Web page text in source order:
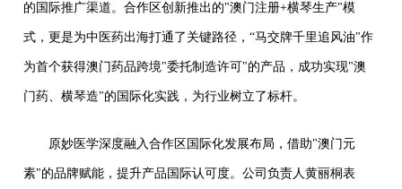
的国际推广渠道。合作区创新推出的"澳门注册+横琴生产"模
式，更是为中医药出海打通了关键路径，“马交牌千里追风油"作
为首个获得澳门药品跨境"委托制造许可"的产品，成功实现"澳
门药、横琴造"的国际化实践，为行业树立了标杆。
原妙医学深度融入合作区国际化发展布局，借助"澳门元
素"的品牌赋能，提升产品国际认可度。公司负责人黄丽桐表